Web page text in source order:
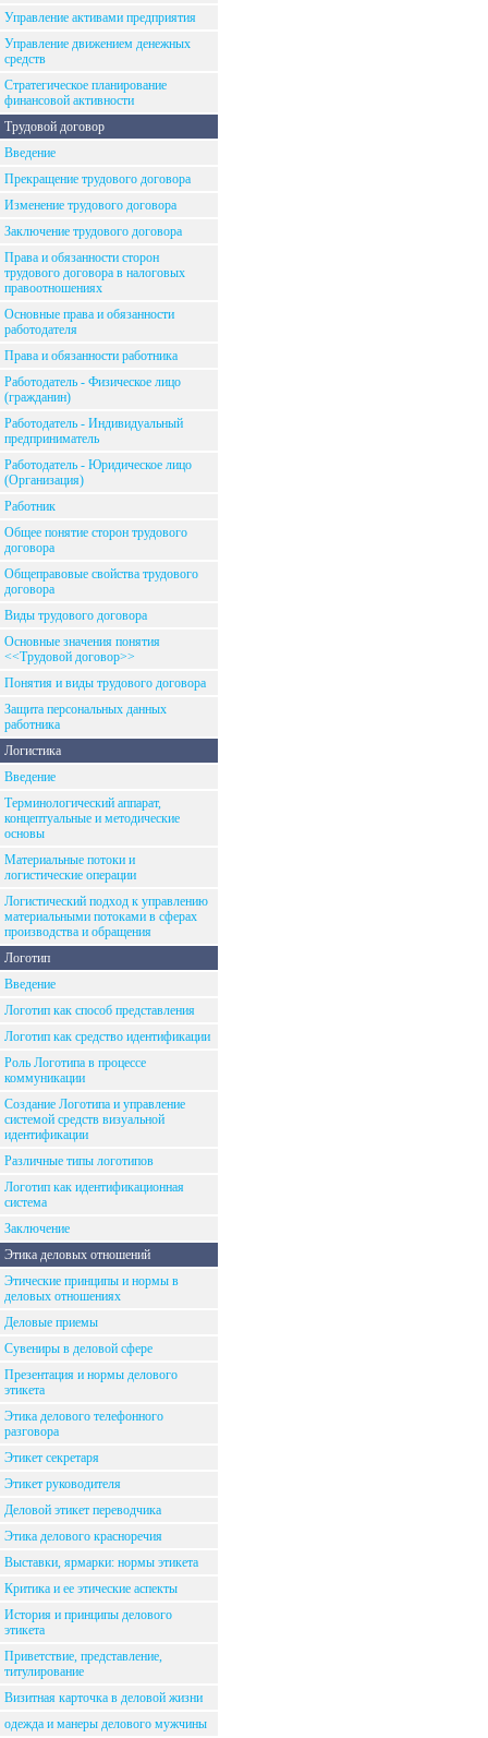
Управление активами предприятия
Управление движением денежных
средств
Стратегическое планирование
финансовой активности
Трудовой договор
Введение
Прекращение трудового договора
Изменение трудового договора
Заключение трудового договора
Права и обязанности сторон
трудового договора в налоговых
правоотношениях
Основные права и обязанности
работодателя
Права и обязанности работника
Работодатель - Физическое лицо
(гражданин)
Работодатель - Индивидуальный
предприниматель
Работодатель - Юридическое лицо
(Организация)
Работник
Общее понятие сторон трудового
договора
Общеправовые свойства трудового
договора
Виды трудового договора
Основные значения понятия
<<Трудовой договор>>
Понятия и виды трудового договора
Защита персональных данных
работника
Логистика
Введение
Терминологический аппарат,
концептуальные и методические
основы
Материальные потоки и
логистические операции
Логистический подход к управлению
материальными потоками в сферах
производства и обращения
Логотип
Введение
Логотип как способ представления
Логотип как средство идентификации
Роль Логотипа в процессе
коммуникации
Создание Логотипа и управление
системой средств визуальной
идентификации
Различные типы логотипов
Логотип как идентификационная
система
Заключение
Этика деловых отношений
Этические принципы и нормы в
деловых отношениях
Деловые приемы
Сувениры в деловой сфере
Презентация и нормы делового
этикета
Этика делового телефонного
разговора
Этикет секретаря
Этикет руководителя
Деловой этикет переводчика
Этика делового красноречия
Выставки, ярмарки: нормы этикета
Критика и ее этические аспекты
История и принципы делового
этикета
Приветствие, представление,
титулирование
Визитная карточка в деловой жизни
одежда и манеры делового мужчины